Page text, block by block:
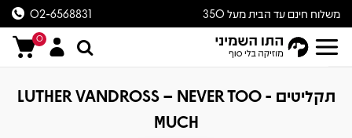
משלוח חינם עד הבית מעל 350
ש״ח
02-6568831
0
תקליטים - LUTHER VANDROSS – NEVER TOO
MUCH